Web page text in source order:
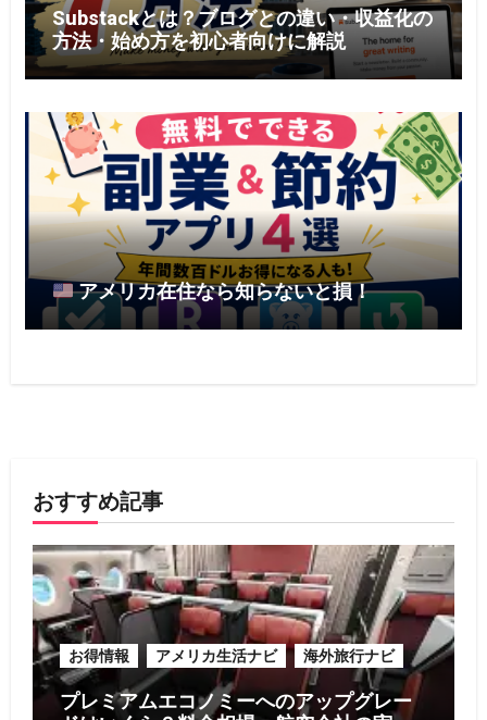
Substackとは？ブログとの違い・収益化の
方法・始め方を初心者向けに解説
アメリカ在住なら知らないと損！
おすすめ記事
お得情報 アメリカ生活ナビ 海外旅行ナビ
プレミアムエコノミーへのアップグレー